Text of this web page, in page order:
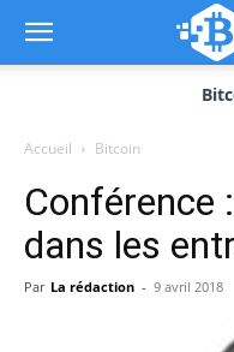
Accueil Bitcoin
Conférence
dans les
Par La rédaction - 9 avril 2018